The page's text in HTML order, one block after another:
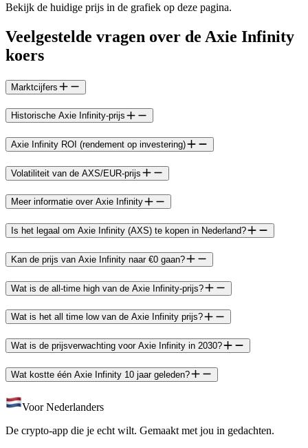
Bekijk de huidige prijs in de grafiek op deze pagina.
Veelgestelde vragen over de Axie Infinity
koers
Marktcijfers
Historische Axie Infinity-prijs
Axie Infinity ROI (rendement op investering)
Volatiliteit van de AXS/EUR-prijs
Meer informatie over Axie Infinity
Is het legaal om Axie Infinity (AXS) te kopen in Nederland?
Kan de prijs van Axie Infinity naar €0 gaan?
Wat is de all-time high van de Axie Infinity-prijs?
Wat is het all time low van de Axie Infinity prijs?
Wat is de prijsverwachting voor Axie Infinity in 2030?
Wat kostte één Axie Infinity 10 jaar geleden?
Voor Nederlanders
De crypto-app die je echt wilt. Gemaakt met jou in gedachten.